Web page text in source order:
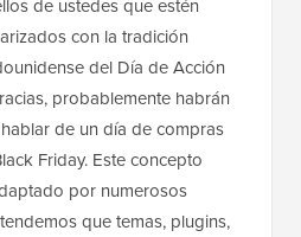
de ustedes que estén
con la tradición
del Día de Acción
probablemente habrán
de un día de compras
Friday. Este concepto
por numerosos
que temas, plugins,